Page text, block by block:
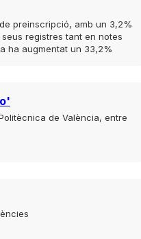
preinscripció, amb un 3,2%
registres tant en notes
ha augmentat un 33,2%
de València, entre